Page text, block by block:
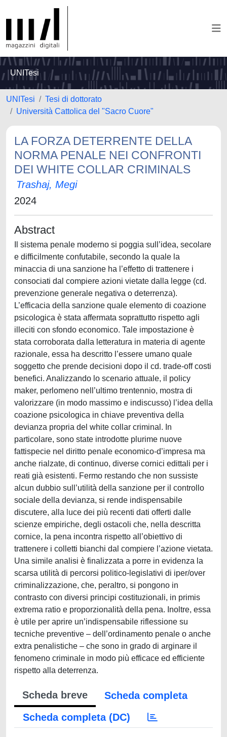
UNITesi
UNITesi
Tesi di dottorato
Università Cattolica del "Sacro Cuore"
LA FORZA DETERRENTE DELLA
NORMA PENALE NEI CONFRONTI
DEI WHITE COLLAR CRIMINALS
Trashaj, Megi
2024
Abstract
Il sistema penale moderno si poggia sull’idea, secolare
e difficilmente confutabile, secondo la quale la
minaccia di una sanzione ha l’effetto di trattenere i
consociati dal compiere azioni vietate dalla legge (cd.
prevenzione generale negativa o deterrenza).
L’efficacia della sanzione quale elemento di coazione
psicologica è stata affermata soprattutto rispetto agli
illeciti con sfondo economico. Tale impostazione è
stata corroborata dalla letteratura in materia di agente
razionale, essa ha descritto l’essere umano quale
soggetto che prende decisioni dopo il cd. trade-off costi
benefici. Analizzando lo scenario attuale, il policy
maker, perlomeno nell’ultimo trentennio, mostra di
valorizzare (in modo massimo e indiscusso) l’idea della
coazione psicologica in chiave preventiva della
devianza propria del white collar criminal. In
particolare, sono state introdotte plurime nuove
fattispecie nel diritto penale economico-d’impresa ma
anche rialzate, di continuo, diverse cornici edittali per i
reati già esistenti. Fermo restando che non sussiste
alcun dubbio sull’utilità della sanzione per il controllo
sociale della devianza, si rende indispensabile
discutere, alla luce dei più recenti dati offerti dalle
scienze empiriche, degli ostacoli che, nella descritta
cornice, la pena incontra rispetto all’obiettivo di
trattenere i colletti bianchi dal compiere l’azione vietata.
Una simile analisi è finalizzata a porre in evidenza la
scarsa utilità di percorsi politico-legislativi di iper/over
criminalizzazione, che, peraltro, si pongono in
contrasto con diversi principi costituzionali, in primis
extrema ratio e proporzionalità della pena. Inoltre, essa
è utile per aprire un’indispensabile riflessione su
tecniche preventive – dell’ordinamento penale o anche
extra penalistiche – che sono in grado di arginare il
fenomeno criminale in modo più efficace ed efficiente
rispetto alla deterrenza.
Scheda breve
Scheda completa
Scheda completa (DC)